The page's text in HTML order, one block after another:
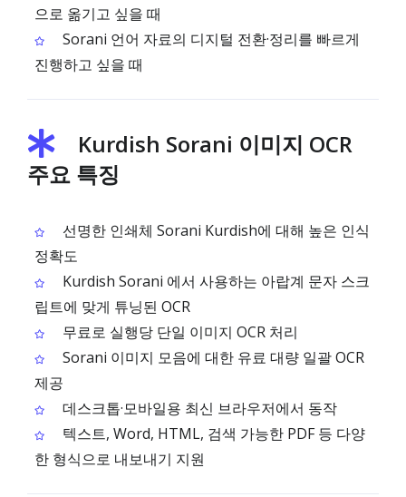
으로 옮기고 싶을 때
Sorani 언어 자료의 디지털 전환·정리를 빠르게
진행하고 싶을 때
Kurdish Sorani 이미지 OCR
주요 특징
선명한 인쇄체 Sorani Kurdish에 대해 높은 인식
정확도
Kurdish Sorani 에서 사용하는 아랍계 문자 스크
립트에 맞게 튜닝된 OCR
무료로 실행당 단일 이미지 OCR 처리
Sorani 이미지 모음에 대한 유료 대량 일괄 OCR
제공
데스크톱·모바일용 최신 브라우저에서 동작
텍스트, Word, HTML, 검색 가능한 PDF 등 다양
한 형식으로 내보내기 지원